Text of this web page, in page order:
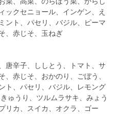
ックセニョール、インゲン、え
ント、パセリ、バジル、ピーマ
、赤じそ、玉ねぎ
唐辛子、ししとう、トマト、サ
赤じそ、おかのり、ごぼう、
ト、パセリ、バジル、レモング
ゅうり、ツルムラサキ、みょう
リカ、スイカ、オクラ、ゴー